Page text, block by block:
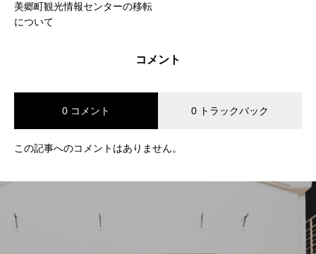
美郷町観光情報センターの移転
について
コメント
0 コメント 0 トラックバック
この記事へのコメントはありません。